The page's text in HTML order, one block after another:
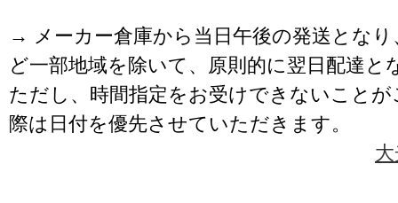
→ メーカー倉庫から当日午後の発送となり
ど一部地域を除いて、原則的に翌日配達と
ただし、時間指定をお受けできないこと
際は日付を優先させていただきます。